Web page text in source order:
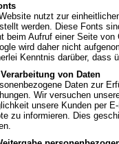
nutzt zur
werden. Diese Fonts
beim Aufruf einer Seite
wird daher nicht
Kenntnis darüber, dass
von Daten
Daten zur
Wir versuchen
unsere Kunden per
zu informieren. Dies